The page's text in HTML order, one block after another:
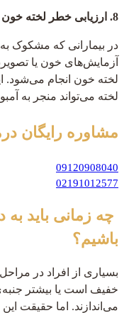
8. ارزیابی خطر لخته خون
در بیمارانی که مشکوک
آزمایش‌های خون یا
لخته خون انجام می‌شود.
لخته می‌تواند منجر به
مشاوره رایگان
09120908040
02191012577
چه زمانی باید
باشیم؟
بسیاری از افراد در
خفیف است یا بیشتر جنبه‌ی
می‌اندازند. اما حقیقت